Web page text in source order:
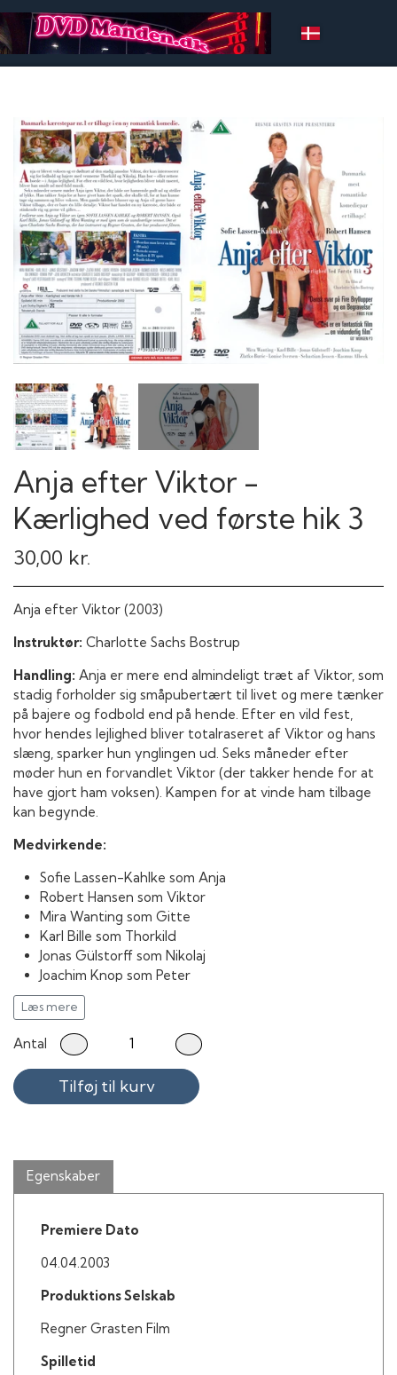
Anja efter Viktor -
Kærlighed ved første hik 3
30,00 kr.
Anja efter Viktor (2003)
Instruktør: Charlotte Sachs Bostrup
Handling: Anja er mere end almindeligt træt af Viktor, som
stadig forholder sig småpubertært til livet og mere tænker
på bajere og fodbold end på hende. Efter en vild fest,
hvor hendes lejlighed bliver totalraseret af Viktor og hans
slæng, sparker hun ynglingen ud. Seks måneder efter
møder hun en forvandlet Viktor (der takker hende for at
have gjort ham voksen). Kampen for at vinde ham tilbage
kan begynde.
Medvirkende:
Sofie Lassen-Kahlke som Anja
Robert Hansen som Viktor
Mira Wanting som Gitte
Karl Bille som Thorkild
Jonas Gülstorff som Nikolaj
Joachim Knop som Peter
Zlatko Buric som Tato-Mogens
Louise Iversen som Malene
Sebastian Jessen som Brian
Rasmus Albeck som Esben
Niels Anders Thorn som Gunnar
Ida Dwinger som Elisabeth
Niels Ellegaard som Præst
Anders Nyborg som Motorcykelbetjent
Martin Spang Olsen som Bodybuilder
Claus Bue som Kristian
Rosa Katrine Frederiksen som Peters mor
Pernille Hilgart som Trisse
Michael Christensen som Christian
Læs mere
Antal
Tilføj til kurv
Egenskaber
Premiere Dato
04.04.2003
Produktions Selskab
Regner Grasten Film
Spilletid